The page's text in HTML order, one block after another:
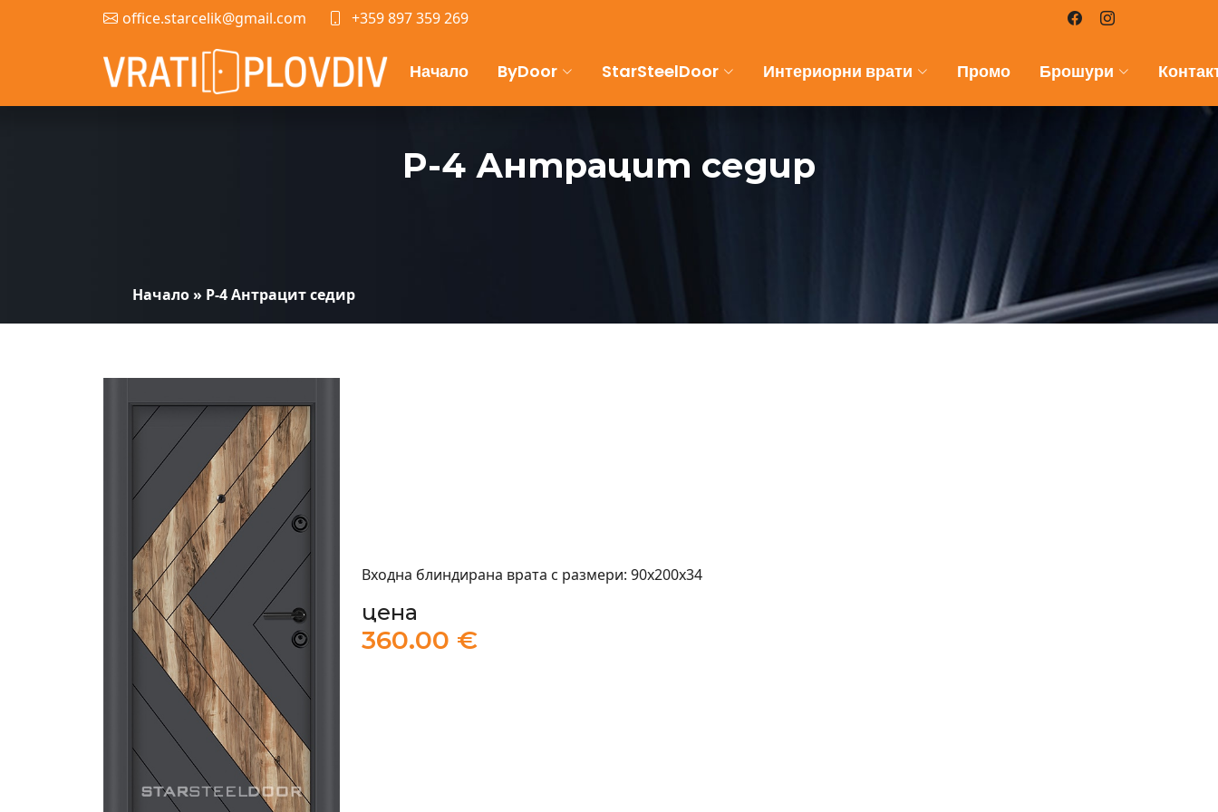
office.starcelik@gmail.com +359 897 359 269
Начало ByDoor StarSteelDoor Интериорни врати Промо Брошури
P-4 Антрацит седир
Начало» P-4 Антрацит седир
Входна блиндирана врата с размери: 90x200x34
цена
360.00 €